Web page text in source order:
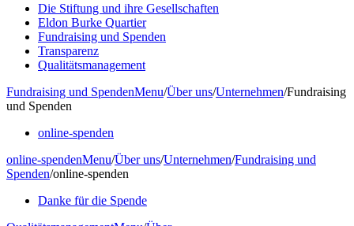
Die Stiftung und ihre Gesellschaften
Eldon Burke Quartier
Fundraising und Spenden
Transparenz
Qualitätsmanagement
Fundraising und SpendenMenu/Über uns/Unternehmen/Fundraising
und Spenden
online-spenden
online-spendenMenu/Über uns/Unternehmen/Fundraising und
Spenden/online-spenden
Danke für die Spende